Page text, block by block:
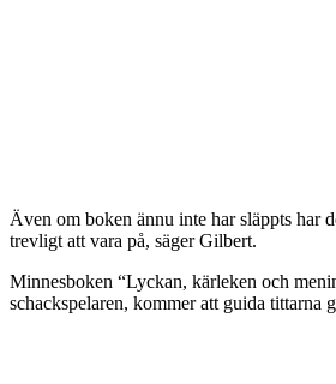
Även om boken ännu inte har släppts har
trevligt att vara på, säger Gilbert.
Minnesboken “Lyckan, kärleken och
schackspelaren, kommer att guida tittarna